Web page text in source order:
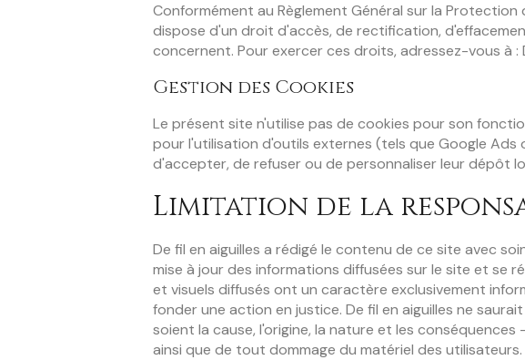
Conformément au Règlement Général sur la
dispose d'un droit d'accès, de rectification,
concernent. Pour exercer ces droits, adressez-vous à :
Gestion des Cookies
Le présent site n'utilise pas de cookies pour son
pour l'utilisation d'outils externes (tels que Google
d'accepter, de refuser ou de personnaliser leur dépôt
Limitation de la
De fil en aiguilles a rédigé le contenu de ce site avec
mise à jour des informations diffusées sur le site et se
et visuels diffusés ont un caractère exclusivement
fonder une action en justice. De fil en aiguilles ne
soient la cause, l'origine, la nature et les
ainsi que de tout dommage du matériel des utilisateurs.